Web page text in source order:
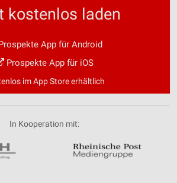
kostenlos laden
App für Android
Prospekte App für iOS
im App Store erhältlich
In Kooperation mit: